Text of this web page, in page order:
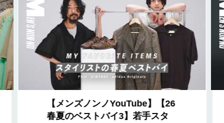
【メンズノンノYouTube】【26
春夏のベストバイ3】若手スタ